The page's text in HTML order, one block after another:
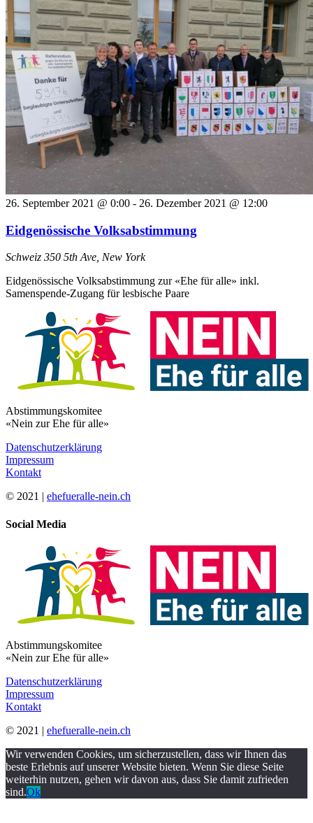
26. September 2021 @ 0:00 - 26. Dezember 2021 @ 12:00
Eidgenössische Volksabstimmung
Schweiz 350 5th Ave, New York
Eidgenössische Volksabstimmung zur «Ehe für alle» inkl.
Samenspende-Zugang für lesbische Paare
Abstimmungskomitee
«Nein zur Ehe für alle»
Datenschutzerklärung
Impressum
Kontakt
© 2021 | ehefueralle-nein.ch
Social Media
Abstimmungskomitee
«Nein zur Ehe für alle»
Datenschutzerklärung
Impressum
Kontakt
© 2021 | ehefueralle-nein.ch
Wir verwenden Cookies, um sicherzustellen, dass wir Ihnen das
beste Erlebnis auf unserer Website bieten. Wenn Sie diese Seite
weiterhin nutzen, gehen wir davon aus, dass Sie damit zufrieden
sind.Ok